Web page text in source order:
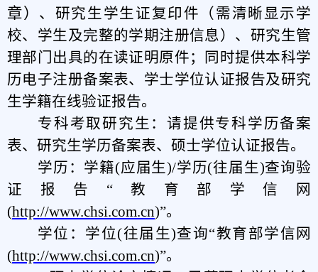
章） 、研究生学生证复印件（需清晰显示学
校、学生及完整的学期注册信息） 、研究生管
理部门 出具的在读证明原件；同时提供本科学
历电子注册备案表、学士学位认证报告及研究
生学籍在线验证报告。
专科考取研究生：请提供专科学历备案
表、研究生学历备案表、硕士学位认证报告。
学历：学籍(应届生)/学历(往届生)查询验
证报告“教育部学信网
(http://www.chsi.com.cn)”。
学位：学位(往届生)查询“教育部学信网
(http://www.chsi.com.cn)”。